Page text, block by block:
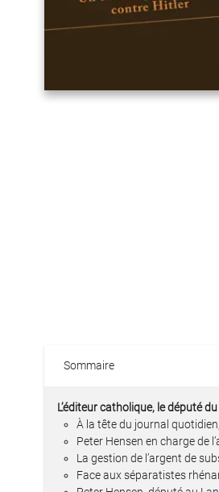
Sommaire
L’éditeur catholique, le député du
À la tête du journal
Peter Hensen en charge de
La gestion de l’argent de
Face aux séparatistes